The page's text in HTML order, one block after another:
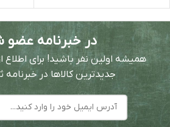
اورجینال/غیر اورجینال : غیر اورجینال
(Grade A)
سازنده : کشور چین
(Grade A)
در خبرنامه عضو
همیشه اولین نفر باشید! برای
جدیدترین کالاها در خبرنامه